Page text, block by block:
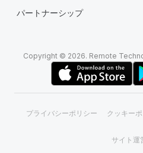
パートナーシップ
Copyright © 2026. Remote
プライバシーポリシー クッキー
サイト運